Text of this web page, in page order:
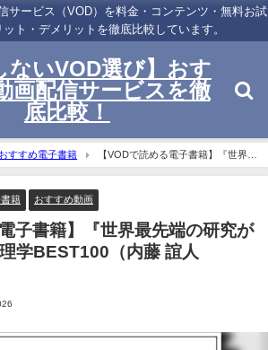
サービス（VOD）を料金・コンテンツ・無料お試
ト・デメリットを徹底比較しています。
ないVOD選び】おす
画配信サービスを徹
底比較！
すすめ電子書籍
【VODで読める電子書籍】『世界最
理学BEST100（内藤 誼人[著]）』の紹介
籍 おすすめ動画
子書籍】『世界最先端の研究が
学BEST100（内藤 誼人